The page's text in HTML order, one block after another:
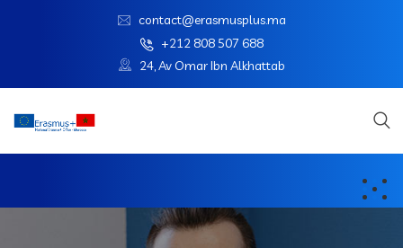
contact@erasmusplus.ma
+212 808 507 688
24, Av Omar Ibn Alkhattab